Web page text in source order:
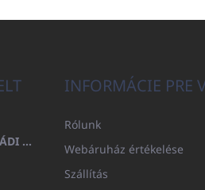
FÜRDŐLEPEDŐ 100X200 CSALÁDI - TENGERÉSZKÉK (480GR)
INFORMÁCIE PRE
Rólunk
Webáruház értékelése
Szállítás